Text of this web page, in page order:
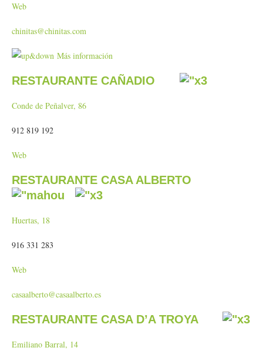
Web
chinitas@chinitas.com
Más información
RESTAURANTE CAÑADIO
Conde de Peñalver, 86
912 819 192
Web
RESTAURANTE CASA ALBERTO
Huertas, 18
916 331 283
Web
casaalberto@casaalberto.es
RESTAURANTE CASA D’A TROYA
Emiliano Barral, 14